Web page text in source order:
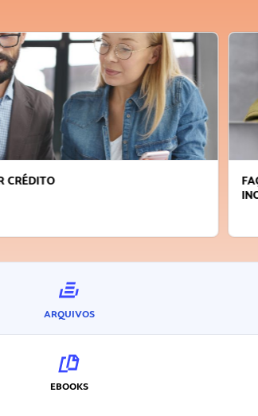
SEJA SUSTENTÁVEL, SEJA
ARQUIVOS
EBOOKS